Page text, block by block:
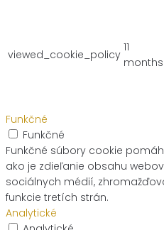
viewed_cookie_policy
11
months
Funkčné
Funkčné
Funkčné súbory cookie
ako je zdieľanie obsahu
sociálnych médií,
funkcie tretích strán.
Analytické